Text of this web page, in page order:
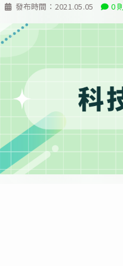
發布時間： 2021.05.05 0